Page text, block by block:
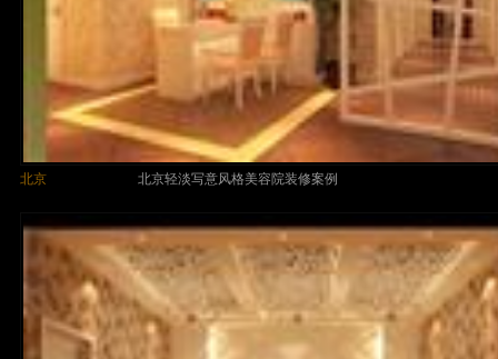
北京 北京轻淡写意风格美容院装修案例